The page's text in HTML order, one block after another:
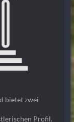
bietet zwei
Profil.